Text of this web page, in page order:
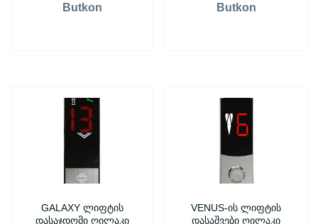
Butkon Butkon
GALAXY ლიფტის
დასაჯდომი ღილაკი
VENUS-ის ლიფტის
დასაშვები ღილაკი